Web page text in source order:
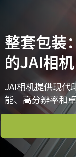
整套包装
的JAI相机
JAI相机提供现代
能、高分辨率和